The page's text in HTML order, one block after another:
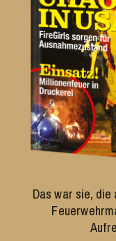
Das war sie,